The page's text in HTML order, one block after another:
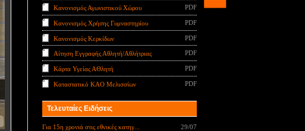
Κανονισμός Αγωνιστικού Χώρου PDF
Κανονισμός Χρήσης Γυμναστηρίου PDF
Κανονισμός Κερκίδων PDF
Αίτηση Εγγραφής Αθλητή/Αθλήτριας PDF
Κάρτα Υγείας ΑΘλητή PDF
Καταστατικό ΚΑΟ Μελισσίων PDF
Τελευταίες Ειδήσεις
Για 15η χρονιά στις εθνικές κατηγ... 29/07